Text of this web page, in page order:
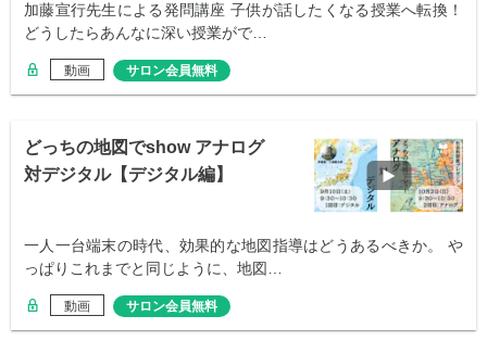
加藤宣行先生による発問講座 子供が話したくなる授業へ転換！
どうしたらあんなに深い授業がで…
動画 サロン会員無料
どっちの地図でshow アナログ
対デジタル【デジタル編】
一人一台端末の時代、効果的な地図指導はどうあるべきか。 や
っぱりこれまでと同じように、地図…
動画 サロン会員無料